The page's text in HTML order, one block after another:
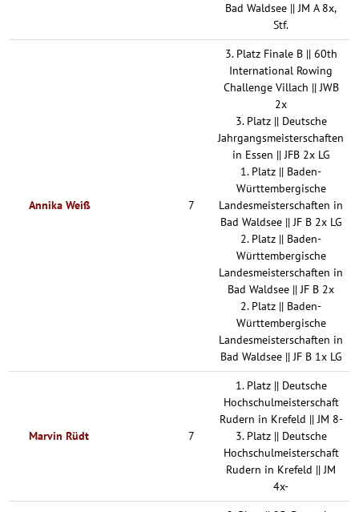
Bad Waldsee || JM A 8x,
Stf.
Annika Weiß 7
3. Platz Finale B || 60th
International Rowing
Challenge Villach || JWB
2x
3. Platz || Deutsche
Jahrgangsmeisterschaften
in Essen || JFB 2x LG
1. Platz || Baden-
Württembergische
Landesmeisterschaften in
Bad Waldsee || JF B 2x LG
2. Platz || Baden-
Württembergische
Landesmeisterschaften in
Bad Waldsee || JF B 2x
2. Platz || Baden-
Württembergische
Landesmeisterschaften in
Bad Waldsee || JF B 1x LG
Marvin Rüdt 7
1. Platz || Deutsche
Hochschulmeisterschaft
Rudern in Krefeld || JM 8-
3. Platz || Deutsche
Hochschulmeisterschaft
Rudern in Krefeld || JM
4x-